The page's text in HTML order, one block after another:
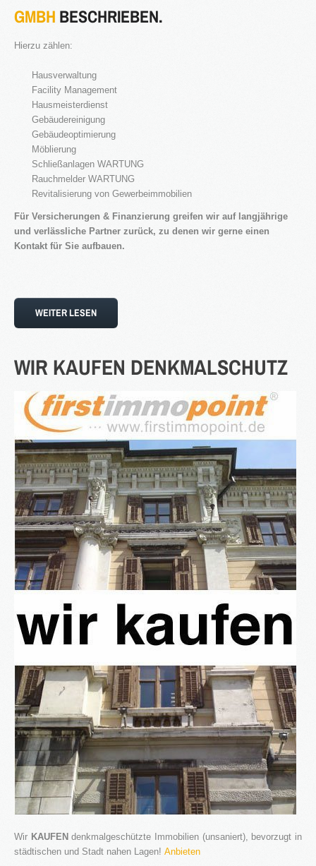
2016
in Bearbeitung...
KATEGORIEN
Neubau Immobilien
Bestand Immobilien
Denkmal Immobilien
Gewerbe Immobilien
History
3S
Bauträger
Service
IMMOBILIEN - EIGENTÜMER
Dienstleistungen für Eigentümer von Immobilien
HAUSVERWALTUNG
Hier geht's zur Hausverwaltung
Immobilie VERKAUFEN
Sie möchten eine denkmalgeschützte Immobilie
verkaufen?
Grundstück VERKAUFEN
Sie möchten ein Grundstück verkaufen?
Projekte
MietZentrale Immobilien
Hier finden Sie unsere aktuellen Mietobjekte
Kontakt
GMBH BESCHRIEBEN.
Hierzu zählen:
Hausverwaltung
Facility Management
Hausmeisterdienst
Gebäudereinigung
Gebäudeoptimierung
Möblierung
Schließanlagen WARTUNG
Rauchmelder WARTUNG
Revitalisierung von Gewerbeimmobilien
Für Versicherungen & Finanzierung greifen wir auf langjährige
und verlässliche Partner zurück, zu denen wir gerne einen
Kontakt für Sie aufbauen.
WEITER LESEN
WIR KAUFEN DENKMALSCHUTZ
Wir KAUFENdenkmalgeschützte Immobilien (unsaniert), bevorzugt in
städtischen und Stadt nahen Lagen! Anbieten